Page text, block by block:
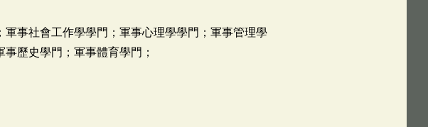
事社會工作學學門；軍事心理學學門；軍事管理學
歷史學門；軍事體育學門；